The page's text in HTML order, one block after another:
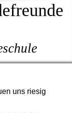
uns riesig